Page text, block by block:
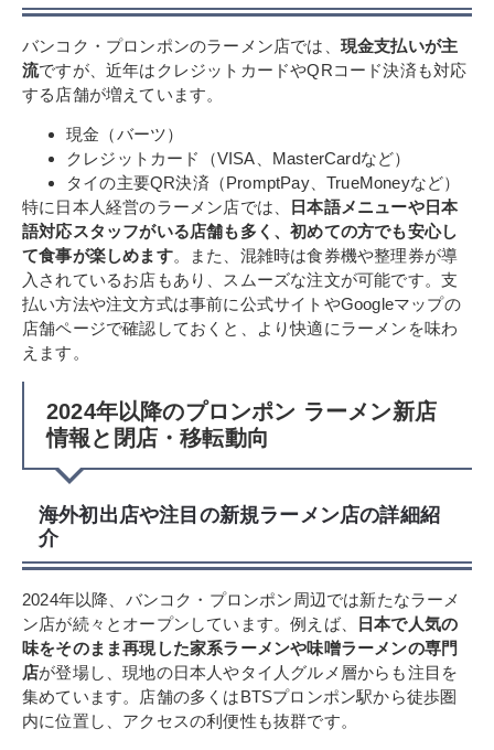
バンコク・プロンポンのラーメン店では、 現金支払いが主
流ですが、近年はクレジットカードやQRコード決済も対応
する店舗が増えています。
現金（バーツ）
クレジットカード（VISA、MasterCardなど）
タイの主要QR決済（PromptPay、TrueMoneyなど）
特に日本人経営のラーメン店では、
日本語メニューや日本
語対応スタッフがいる店舗も多く、初めての方でも安心し
て食事が楽しめます。また、混雑時は食券機や整理券が導
入されているお店もあり、スムーズな注文が可能です。支
払い方法や注文方式は事前に公式サイトやGoogleマップの
店舗ページで確認しておくと、より快適にラーメンを味わ
えます。
2024年以降のプロンポン ラーメン新店
情報と閉店・移転動向
海外初出店や注目の新規ラーメン店の詳細紹
介
2024年以降、バンコク・プロンポン周辺では新たなラーメ
ン店が続々とオープンしています。例えば、
日本で人気の
味をそのまま再現した家系ラーメンや味噌ラーメンの専門
店が登場し、現地の日本人やタイ人グルメ層からも注目を
集めています。店舗の多くはBTSプロンポン駅から徒歩圏
内に位置し、アクセスの利便性も抜群です。